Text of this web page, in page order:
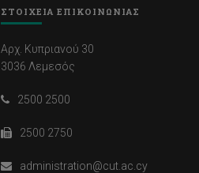
ΣΤΟΙΧΕΙΑ ΕΠΙΚΟΙΝΩΝΙΑΣ
Αρχ. Κυπριανού 30
3036 Λεμεσός
2500 2500
2500 2750
administration@cut.ac.cy